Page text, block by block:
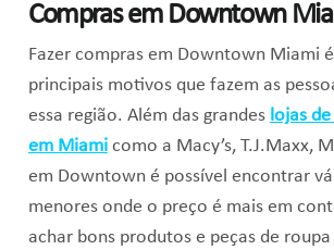
Compras em Downtown
Fazer compras em Downtown Miami
principais motivos que fazem as
essa região. Além das grandes lojas
em Miamicomo a Macy’s, T.J.Maxx,
em Downtown é possível encontrar
menores onde o preço é mais em
achar bons produtos e peças de